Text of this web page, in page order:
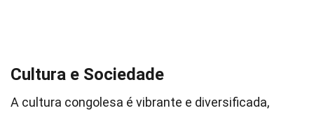
Cultura e Sociedade
A cultura congolesa é vibrante e diversificada,